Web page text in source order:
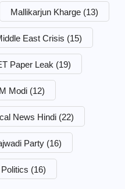
Mallikarjun Kharge (13)
East Crisis (15)
Paper Leak (19)
Modi (12)
News Hindi (22)
Party (16)
(16)